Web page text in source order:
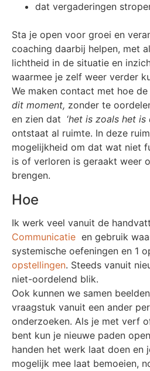
dat vergaderingen
Sta je open voor groei en
coaching daarbij helpen, met
lichtheid in de situatie en
waarmee je zelf weer verder
We maken contact met hoe
dit moment, zonder te
en zien dat ‘het is zoals het is
ontstaat al ruimte. In deze
mogelijkheid om dat wat niet
is of verloren is geraakt weer
brengen.
Hoe
Ik werk veel vanuit de
Communicatie en gebruik
systemische oefeningen en 1
opstellingen. Steeds vanuit
niet-oordelend blik.
Ook kunnen we samen
vraagstuk vanuit een ander
onderzoeken. Als je met verf
bent kun je nieuwe paden
handen het werk laat doen en
mogelijk mee laat bemoeien,